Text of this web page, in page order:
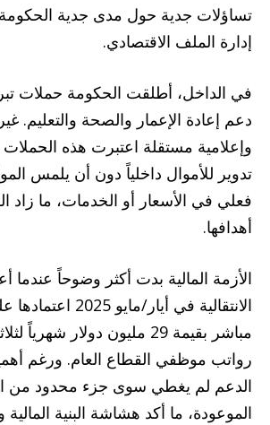
تساؤلات جدية حول مدى جدية الحكومة
إدارة الملف الاقتصادي.
في الداخل، أطلقت الحكومة حملات
دعم إعادة الإعمار والصحة والتعليم.
وإعلامية مستقلة اعتبرت هذه
تدوير للأموال داخلياً دون أن يلمس
فعلي في الأسعار أو الخدمات، ما
أهدافها.
الأزمة المالية بدت أكثر وضوحاً عندما
الانتقالية في أيار/
مباشر بقيمة 29 مليون دولار
رواتب موظفي القطاع العام. ورغم
الدعم لم يغطي سوى جزء محدود من
الموعودة، ما أكد هشاشة البنية المالية